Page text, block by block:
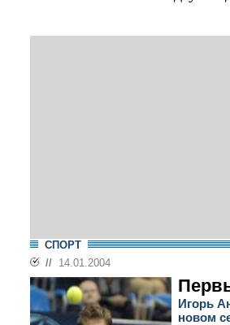
СПОРТ
// 14.01.2004
Игорь
новом